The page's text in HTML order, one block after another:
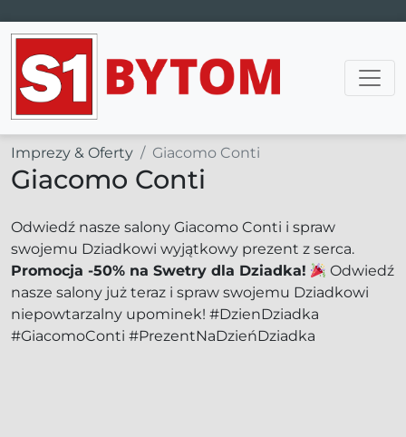
Main Navigation
Imprezy & Oferty Giacomo Conti
Giacomo Conti
Odwiedź nasze salony Giacomo Conti i spraw
swojemu Dziadkowi wyjątkowy prezent z serca.
Promocja -50% na Swetry dla Dziadka!
Odwiedź
nasze salony już teraz i spraw swojemu Dziadkowi
niepowtarzalny upominek! #DzienDziadka
#GiacomoConti #PrezentNaDzieńDziadka